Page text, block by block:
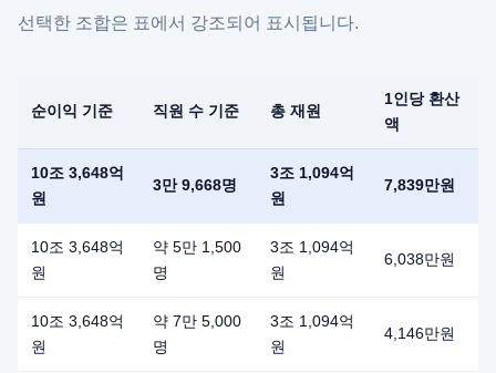
선택한 조합은 표에서 강조되어 표시됩니다.
순이익 기준 직원 수 기준 총 재원
1인당 환산
액
10조 3,648억
원
3만 9,668명
3조 1,094억
원
7,839만원
10조 3,648억
원
약 5만 1,500
명
3조 1,094억
원
6,038만원
10조 3,648억
원
약 7만 5,000
명
3조 1,094억
원
4,146만원